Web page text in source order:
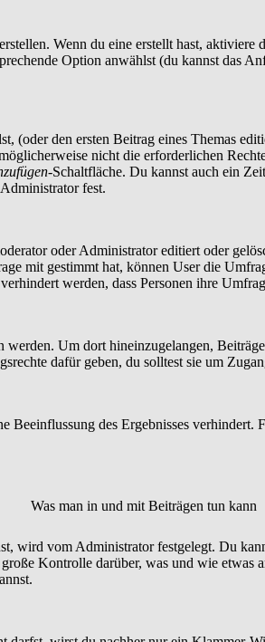
Wenn du eine erstellt hast, aktiviere
Option anwählst (du kannst das
(oder den ersten Beitrag eines Themas
nicht die erforderlichen
-Schaltfläche. Du kannst auch ein
fest.
oder Administrator editiert oder
mit gestimmt hat, können User die
werden, dass Personen ihre
Um dort hineinzugelangen,
dafür geben, du solltest sie um
des Ergebnisses
Was man in und mit Beiträgen tun kann
wird vom Administrator festgelegt. Du
Kontrolle darüber, was und wie